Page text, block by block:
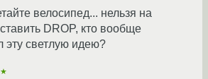
велосипед... нельзя на
DROP, кто вообще
эту светлую идею?